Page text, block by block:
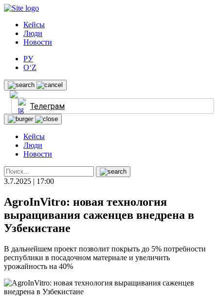
Кейсы
Люди
Новости
РУ
O‘Z
Телеграм
Кейсы
Люди
Новости
3.7.2025 | 17:00
AgroInVitro: новая технология
выращивания саженцев внедрена в
Узбекистане
В дальнейшем проект позволит покрыть до 5% потребности
республики в посадочном материале и увеличить
урожайность на 40%